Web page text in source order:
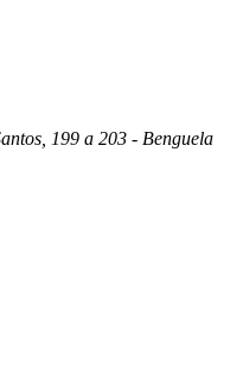
199 a 203 - Benguela